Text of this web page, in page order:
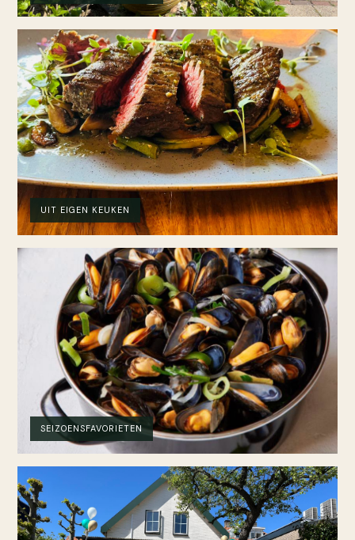
UIT EIGEN KEUKEN
SEIZOENSFAVORIETEN